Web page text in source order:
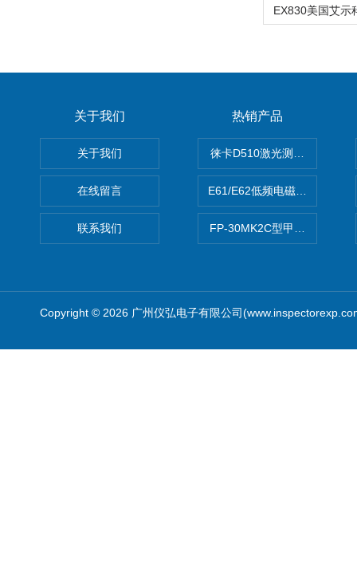
关于我们
关于我们
在线留言
联系我们
热销产品
徕卡D510激光测距仪
E61/E62低频电磁场强度分析
FP-30MK2C型甲醛检测仪
Copyright © 2026 广州仪弘电子有限公司